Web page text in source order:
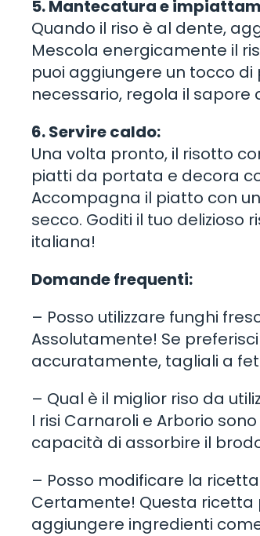
5. Mantecatura e
Quando il riso è al dente,
Mescola energicamente il
puoi aggiungere un tocco
necessario, regola il sapore
6. Servire caldo:
Una volta pronto, il risotto
piatti da portata e decora
Accompagna il piatto con
secco. Goditi il tuo delizioso
italiana!
Domande frequenti:
– Posso utilizzare funghi
Assolutamente! Se
accuratamente, tagliali a
– Qual è il miglior riso da
I risi Carnaroli e Arborio
capacità di assorbire il
– Posso modificare la
Certamente! Questa ricetta
aggiungere ingredienti